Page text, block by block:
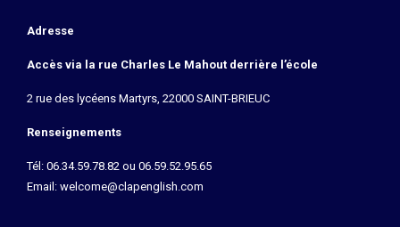
Adresse
Accès via la rue Charles Le Mahout derrière l’école
2 rue des lycéens Martyrs, 22000 SAINT-BRIEUC
Renseignements
Tél: 06.34.59.78.82 ou 06.59.52.95.65
Email: welcome@clapenglish.com